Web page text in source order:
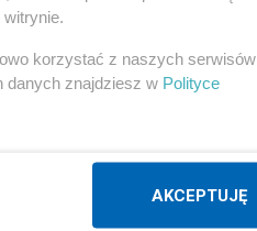
dla partii
Ale tylko
korzystać z naszych serwisów
danych znajdziesz w Polityce
AKCEPTUJĘ